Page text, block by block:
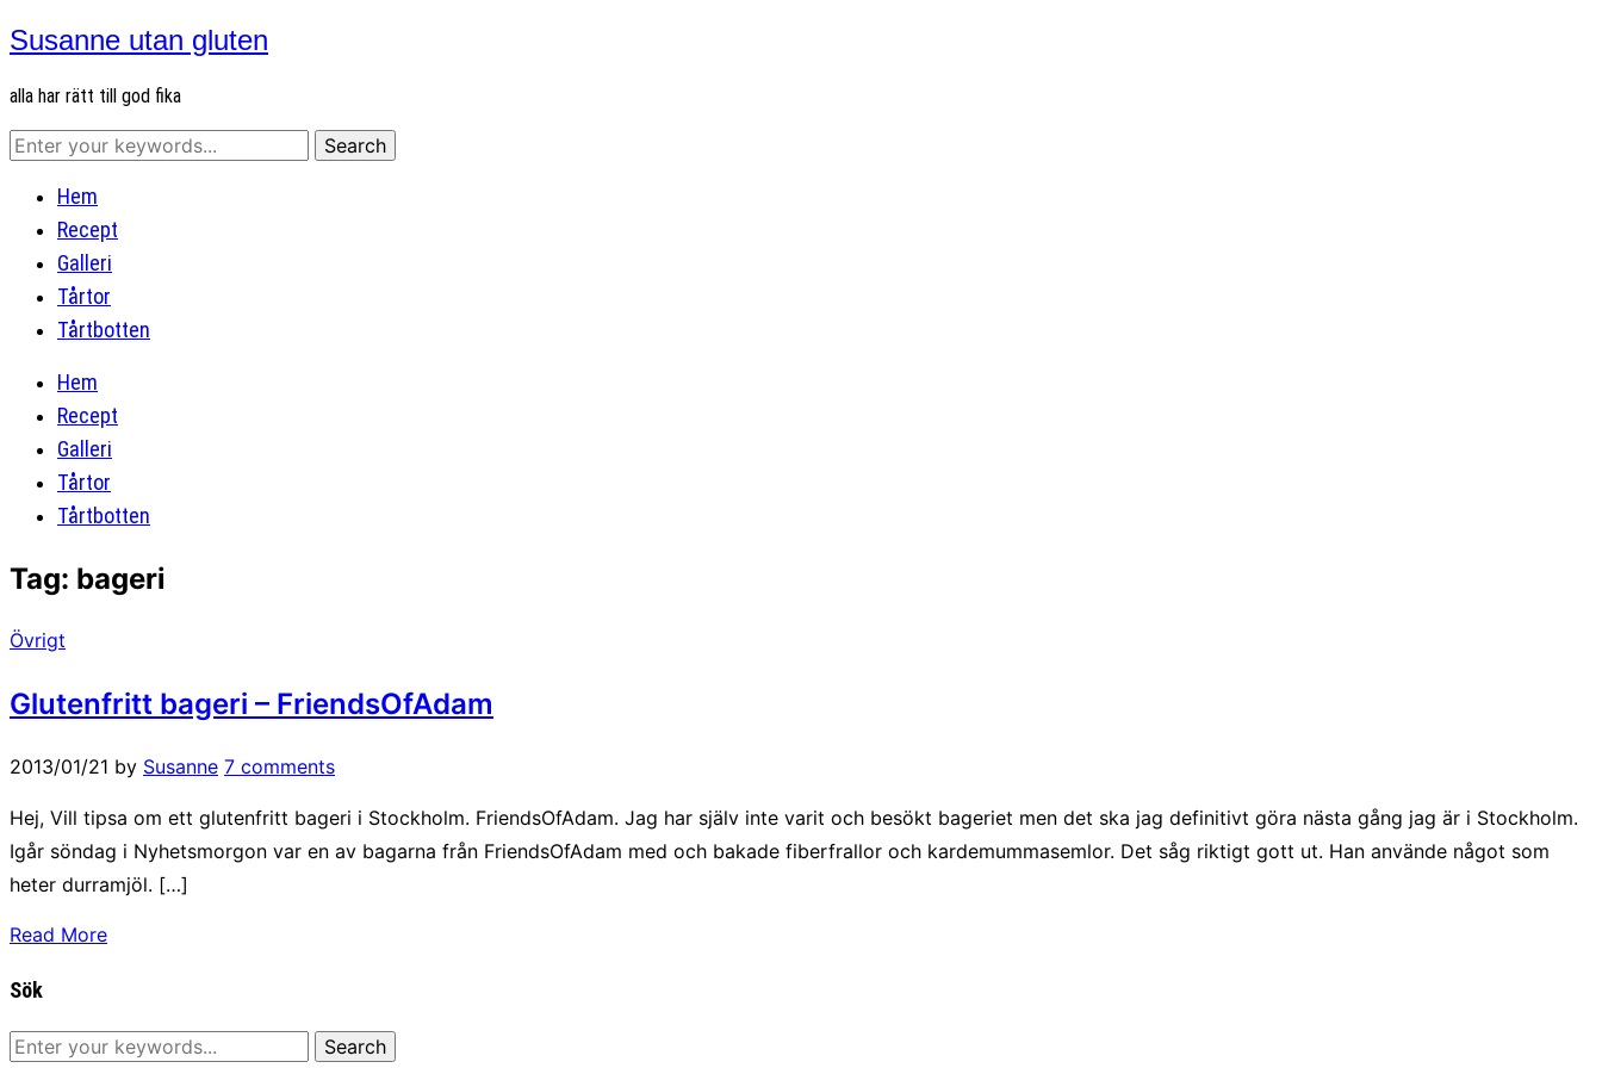
Susanne utan gluten
alla har rätt till god fika
Hem
Recept
Galleri
Tårtor
Tårtbotten
Hem
Recept
Galleri
Tårtor
Tårtbotten
Tag: bageri
Övrigt
Glutenfritt bageri – FriendsOfAdam
2013/01/21 by Susanne 7 comments
Hej, Vill tipsa om ett glutenfritt bageri i Stockholm. FriendsOfAdam. Jag har själv inte varit och besökt bageriet men det ska jag definitivt göra nästa gång jag är i Stockholm.
Igår söndag i Nyhetsmorgon var en av bagarna från FriendsOfAdam med och bakade fiberfrallor och kardemummasemlor. Det såg riktigt gott ut. Han använde något som
heter durramjöl. […]
Read More
Sök